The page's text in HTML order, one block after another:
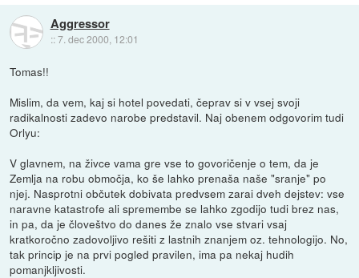
Aggressor
::7. dec 2000, 12:01
Tomas!!
Mislim, da vem, kaj si hotel povedati, čeprav si v vsej svoji
radikalnosti zadevo narobe predstavil. Naj obenem odgovorim tudi
Orlyu:
V glavnem, na živce vama gre vse to govoričenje o tem, da je
Zemlja na robu območja, ko še lahko prenaša naše "sranje" po
njej. Nasprotni občutek dobivata predvsem zarai dveh dejstev: vse
naravne katastrofe ali spremembe se lahko zgodijo tudi brez nas,
in pa, da je človeštvo do danes že znalo vse stvari vsaj
kratkoročno zadovoljivo rešiti z lastnih znanjem oz. tehnologijo. No,
tak princip je na prvi pogled pravilen, ima pa nekaj hudih
pomanjkljivosti.